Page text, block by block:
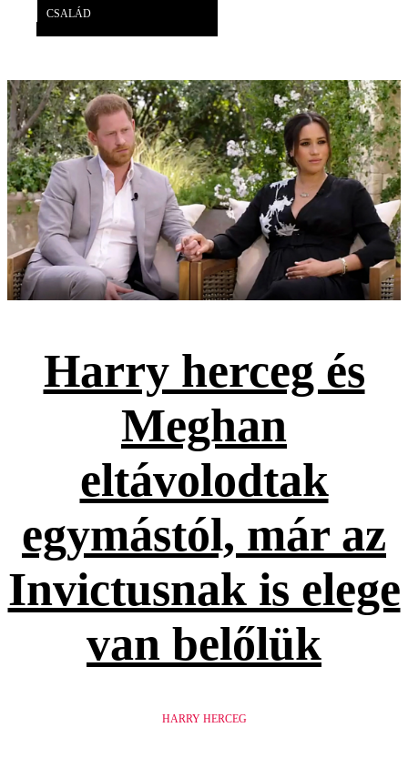
CSALÁD
Harry herceg és
Meghan
eltávolodtak
egymástól, már az
Invictusnak is elege
van belőlük
HARRY HERCEG